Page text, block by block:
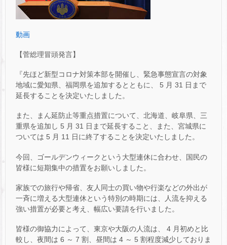
動画
【菅総理冒頭発言】
『先ほど新型コロナ対策本部を開催し、緊急事態宣言の対象
地域に愛知県、福岡県を追加するとともに、 5 月 31 日まで
延長することを決定いたしました。
また、まん延防止等重点措置について、北海道、岐阜県、三
重県を追加し 5 月 31 日まで延長すること、また、宮城県に
ついては 5 月 11 日に終了することを決定いたしました。
今回、ゴールデンウィークという大型連休に合わせ、国民の
皆様に短期集中の措置をお願いしました。
家族での旅行や帰省、友人同士の買い物や行楽などの外出が
一斉に増える大型連休という特別の時期には、人流を抑える
強い措置が必要と考え、幅広い要請を行いました。
皆様の御協力によって、東京や大阪の人流は、 4 月初めと比
較し、夜間は 6 ～ 7 割、昼間は 4 ～ 5 割程度減少しておりま